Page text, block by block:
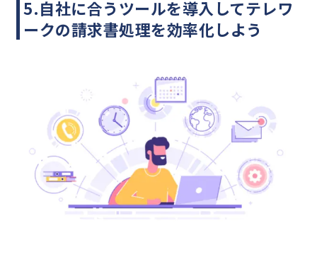
5.自社に合うツールを導入してテレワ
ークの請求書処理を効率化しよう